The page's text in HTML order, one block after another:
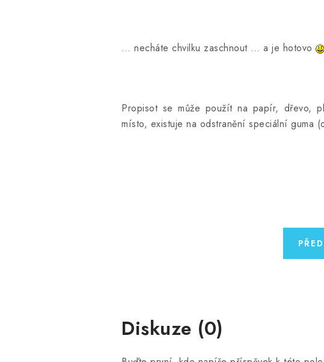
… necháte chvilku zaschnout … a je hotovo
Propisot se může použít na papír, dřevo,
místo, existuje na odstranění speciální guma
Diskuze (0)